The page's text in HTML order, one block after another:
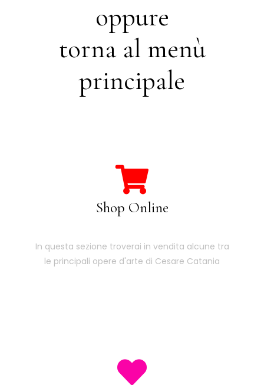
oppure
torna al menù
principale
Shop Online
In questa sezione troverai in vendita alcune tra
le principali opere d'arte di Cesare Catania